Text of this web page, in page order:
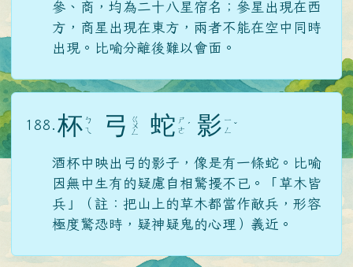
參、商，均為二十八星宿名；參星出現在西
方，商星出現在東方，兩者不能在空中同時
出現。比喻分離後難以會面。
188. 杯 ㄅ
ㄟ
弓 ㄍ
ㄨ
ㄥ 蛇 ㄕ
ㄜ ˊ 影 ㄧ
ㄥ ˇ
酒杯中映出弓的影子，像是有一條蛇。比喻
因無中生有的疑慮自相驚擾不已。「草木皆
兵」（註：把山上的草木都當作敵兵，形容
極度驚恐時，疑神疑鬼的心理）義近。